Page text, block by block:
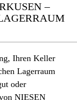
–
Ihren Keller
Lagerraum
oder
NIESEN